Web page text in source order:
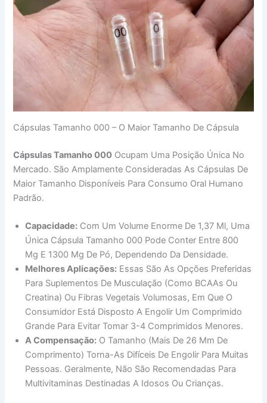
Cápsulas Tamanho 000 – O Maior Tamanho De Cápsula
Cápsulas Tamanho 000 Ocupam Uma Posição Única No
Mercado. São Amplamente Consideradas As Cápsulas De
Maior Tamanho Disponíveis Para Consumo Oral Humano
Padrão.
Capacidade: Com Um Volume Enorme De 1,37 Ml, Uma
Única Cápsula Tamanho 000 Pode Conter Entre 800
Mg E 1300 Mg De Pó, Dependendo Da Densidade.
Melhores Aplicações: Essas São As Opções Preferidas
Para Suplementos De Musculação (como BCAAs Ou
Creatina) Ou Fibras Vegetais Volumosas, Em Que O
Consumidor Está Disposto A Engolir Um Comprimido
Grande Para Evitar Tomar 3-4 Comprimidos Menores.
A Compensação: O Tamanho (mais De 26 Mm De
Comprimento) Torna-As Difíceis De Engolir Para Muitas
Pessoas. Geralmente, Não São Recomendadas Para
Multivitaminas Destinadas A Idosos Ou Crianças.